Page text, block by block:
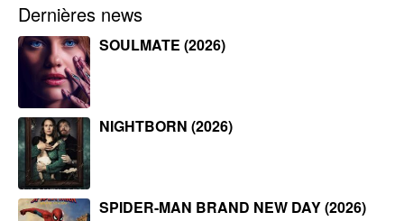
Dernières news
SOULMATE (2026)
NIGHTBORN (2026)
SPIDER-MAN BRAND NEW DAY (2026)